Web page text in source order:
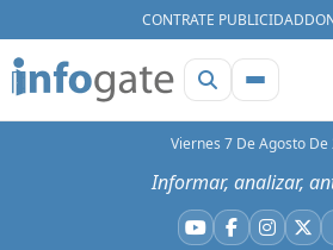
CONTRATE PUBLICIDAD
Viernes 7 De Agosto De
Informar, analizar,
YouTube
Facebook
X